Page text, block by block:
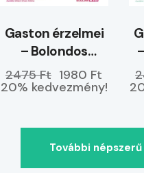
Gaston érzelmei
– Bolondos
kedvemben
vagyok
2475 Ft 1980 Ft
20% kedvezmény!
További